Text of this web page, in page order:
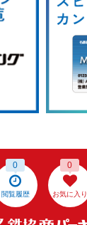
閲覧履歴
0
お気に入り
0